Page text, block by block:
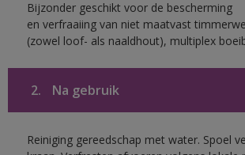
Bijzonder geschikt voor de bescherming
en verfraaiing van niet maatvast
(zowel loof- als naaldhout), multiplex
2. Na gebruik
Reiniging gereedschap met water. Spoel